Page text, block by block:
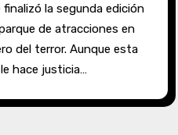
de atracciones en
del terror. Aunque esta
hace justicia…